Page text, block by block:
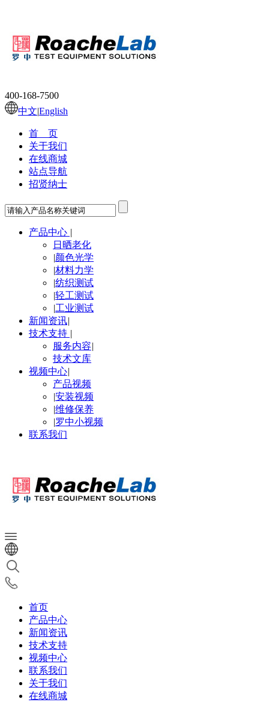
400-168-7500
中文|English
首 页
关于我们
在线商城
站点导航
招贤纳士
产品中心 |
日晒老化
|颜色光学
|材料力学
|纺织测试
|轻工测试
|工业测试
新闻资讯|
技术支持 |
服务内容|
技术文库
视频中心|
产品视频
|安装视频
|维修保养
|罗中小视频
联系我们
首页
产品中心
新闻资讯
技术支持
视频中心
联系我们
关于我们
在线商城